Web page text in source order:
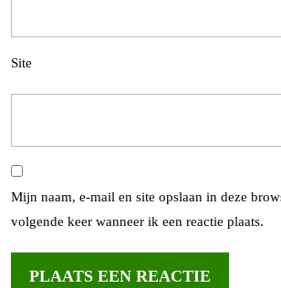
Site
Mijn naam, e-mail en site opslaan in deze
volgende keer wanneer ik een reactie plaats.